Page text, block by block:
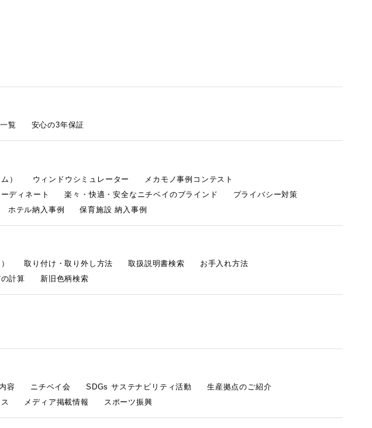
覧 安心の3年保証
） ウィンドウシミュレーター
メカモノ事例コンテスト
ディネート 楽々・快適・安全なニチベイのブラインド
プライバシー対策
ホテル納入事例 保育施設 納入事例
取り付け・取り外し方法 取扱説明書検索
お手入れ方法
計算 新旧色柄検索
容 ニチベイ会 SDGs サステナビリティ活動
生産拠点のご紹介
メディア掲載情報 スポーツ振興